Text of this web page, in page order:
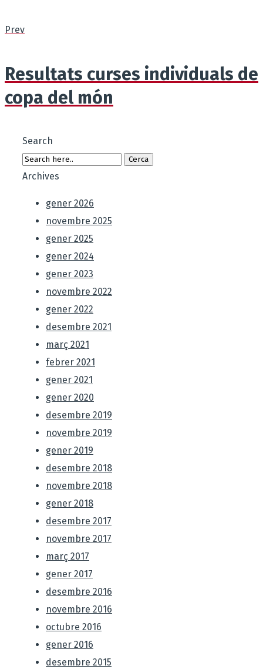
Prev
Resultats curses individuals de
copa del món
Search
Archives
gener 2026
novembre 2025
gener 2025
gener 2024
gener 2023
novembre 2022
gener 2022
desembre 2021
març 2021
febrer 2021
gener 2021
gener 2020
desembre 2019
novembre 2019
gener 2019
desembre 2018
novembre 2018
gener 2018
desembre 2017
novembre 2017
març 2017
gener 2017
desembre 2016
novembre 2016
octubre 2016
gener 2016
desembre 2015